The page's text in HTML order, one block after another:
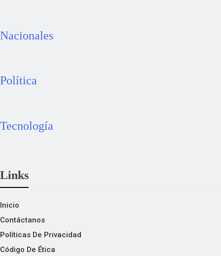
Nacionales
Política
Tecnología
Links
Inicio
Contáctanos
Políticas De Privacidad
Código De Ética